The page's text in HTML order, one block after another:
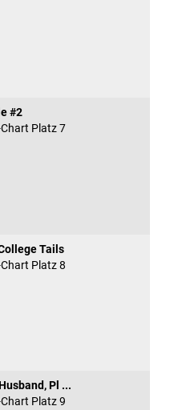
#2
Platz 7
Tails
Platz 8
Pl ...
Platz 9